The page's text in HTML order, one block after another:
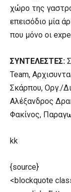
χώρο της
επεισόδιο μία
που μόνο οι
ΣΥΝΤΕΛΕΣΤΕΣ:
Team,
Σκάρπου, Οργ./
Αλέξανδρος
Φακίνος,
kk
{source}
<blockquote